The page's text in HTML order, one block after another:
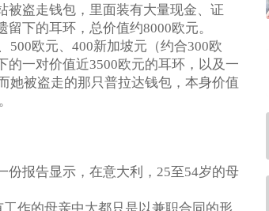
被盗走钱包，里面装有大量现金、证
留下的耳环，总价值约8000欧元。
500欧元、 400新加坡元（约合300欧
的一对价值近3500欧元的耳环，以及一
她被盗走的那只普拉达钱包，本身价值
报告显示，在意大利， 25至54岁的母